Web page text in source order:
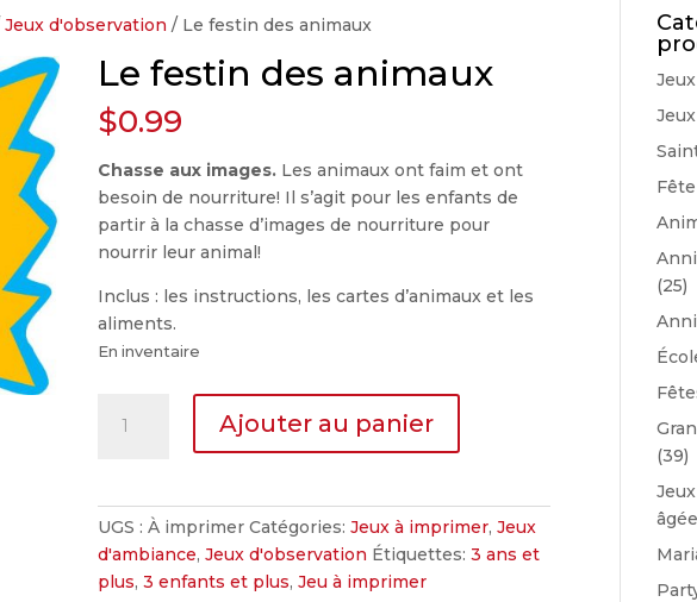
Jeux d'observation / Le festin des animaux
Le festin des animaux
$0.99
Chasse aux images. Les animaux ont faim et ont
besoin de nourriture! Il s’agit pour les enfants de
partir à la chasse d’images de nourriture pour
nourrir leur animal!
Inclus : les instructions, les cartes d’animaux et les
aliments.
En inventaire
animaux
Ajouter au panier
UGS :À imprimer Catégories:Jeux à imprimer,Jeux
d'ambiance,Jeux d'observation Étiquettes:3 ans et
plus,3 enfants et plus,Jeu à imprimer
(25)
(39)